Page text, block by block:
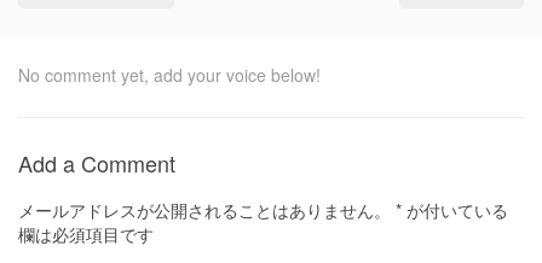
No comment yet, add your voice below!
Add a Comment
メールアドレスが公開されることはありません。 * が付いている
欄は必須項目です